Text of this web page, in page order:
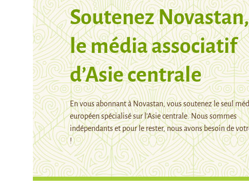
Soutenez Novastan,
le média associatif
d’Asie centrale
En vous abonnant à Novastan, vous soutenez le seul
européen spécialisé sur l’Asie centrale. Nous sommes
indépendants et pour le rester, nous avons besoin de
!